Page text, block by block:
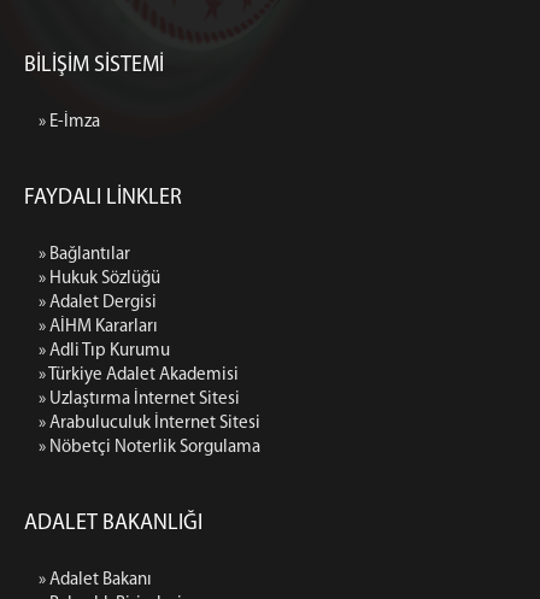
BİLİŞİM SİSTEMİ
» E-İmza
FAYDALI LİNKLER
» Bağlantılar
» Hukuk Sözlüğü
» Adalet Dergisi
» AİHM Kararları
» Adli Tıp Kurumu
» Türkiye Adalet Akademisi
» Uzlaştırma İnternet Sitesi
» Arabuluculuk İnternet Sitesi
» Nöbetçi Noterlik Sorgulama
ADALET BAKANLIĞI
» Adalet Bakanı